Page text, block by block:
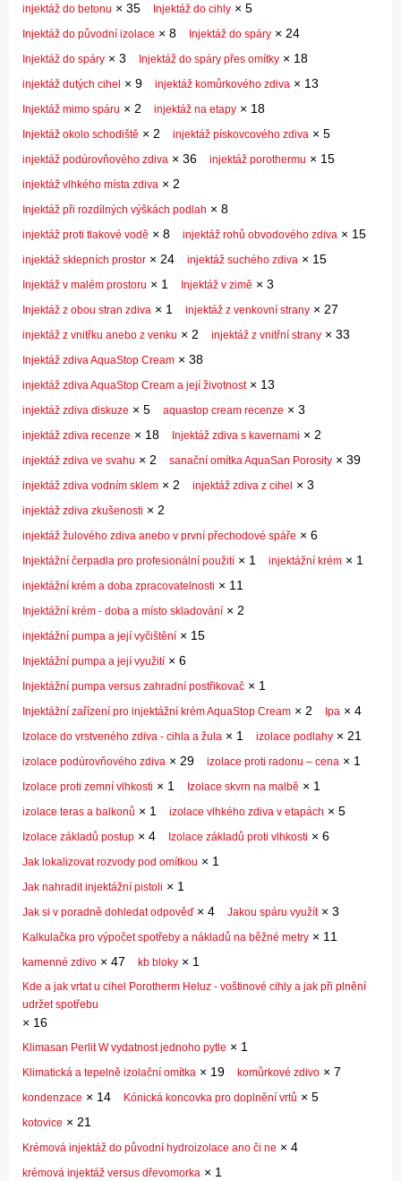
injektáž do betonu × 35 Injektáž do cihly × 5
Injektáž do původní izolace × 8 Injektáž do spáry × 24
Injektáž do spáry × 3 Injektáž do spáry přes omítky × 18
injektáž dutých cihel × 9 injektáž komůrkového zdiva × 13
Injektáž mimo spáru × 2 injektáž na etapy × 18
Injektáž okolo schodiště × 2 injektáž pískovcového zdiva × 5
injektáž podúrovňového zdiva × 36 injektáž porothermu × 15
injektáž vlhkého místa zdiva × 2
Injektáž při rozdílných výškách podlah × 8
injektáž proti tlakové vodě × 8 injektáž rohů obvodového zdiva × 15
injektáž sklepních prostor × 24 injektáž suchého zdiva × 15
Injektáž v malém prostoru × 1 Injektáž v zimě × 3
Injektáž z obou stran zdiva × 1 injektáž z venkovní strany × 27
injektáž z vnitřku anebo z venku × 2 injektáž z vnitřní strany × 33
Injektáž zdiva AquaStop Cream × 38
injektáž zdiva AquaStop Cream a její životnost× 13
injektáž zdiva diskuze × 5 aquastop cream recenze × 3
injektáž zdiva recenze × 18 Injektáž zdiva s kavernami × 2
injektáž zdiva ve svahu × 2 sanační omítka AquaSan Porosity × 39
injektáž zdiva vodním sklem × 2 injektáž zdiva z cihel × 3
injektáž zdiva zkušenosti × 2
injektáž žulového zdiva anebo v první přechodové spáře × 6
Injektážní čerpadla pro profesionální použití × 1 injektážní krém × 1
injektážní krém a doba zpracovatelnosti × 11
Injektážní krém - doba a místo skladování × 2
injektážní pumpa a její vyčištění × 15
Injektážní pumpa a její využití × 6
Injektážní pumpa versus zahradní postřikovač × 1
Injektážní zařízení pro injektážní krém AquaStop Cream × 2 Ipa × 4
Izolace do vrstveného zdiva - cihla a žula × 1 izolace podlahy × 21
izolace podúrovňového zdiva × 29 izolace proti radonu – cena × 1
Izolace proti zemní vlhkosti × 1 Izolace skvrn na malbě × 1
izolace teras a balkonů × 1 izolace vlhkého zdiva v etapách × 5
Izolace základů postup × 4 Izolace základů proti vlhkosti × 6
Jak lokalizovat rozvody pod omítkou × 1
Jak nahradit injektážní pistoli × 1
Jak si v poradně dohledat odpověď× 4 Jakou spáru využít× 3
Kalkulačka pro výpočet spotřeby a nákladů na běžné metry × 11
kamenné zdivo × 47 kb bloky × 1
Kde a jak vrtat u cihel Porotherm Heluz - voštinové cihly a jak při plnění
udržet spotřebu
× 16
Klimasan Perlit W vydatnost jednoho pytle × 1
Klimatická a tepelně izolační omítka × 19 komůrkové zdivo × 7
kondenzace × 14 Kónická koncovka pro doplnění vrtů × 5
kotovice × 21
Krémová injektáž do původní hydroizolace ano či ne × 4
krémová injektáž versus dřevomorka × 1